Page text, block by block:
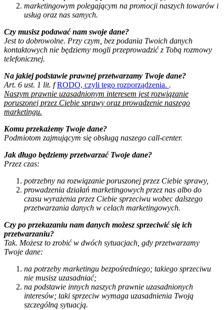
marketingowym polegającym na promocji naszych towarów i
usług oraz nas samych.
Czy musisz podawać nam swoje dane?
Jest to dobrowolne. Przy czym, bez podania Twoich danych
kontaktowych nie będziemy mogli przeprowadzić z Tobą rozmowy
telefonicznej.
Na jakiej podstawie prawnej przetwarzamy Twoje dane?
Art. 6 ust. 1 lit. fRODO, czyli tego rozporządzenia. .
Naszym prawnie uzasadnionym interesem jest rozwiązanie
poruszonej przez Ciebie sprawy oraz prowadzenie naszego
marketingu.
Komu przekażemy Twoje dane?
Podmiotom zajmującym się obsługą naszego call-center.
Jak długo będziemy przetwarzać Twoje dane?
Przez czas:
potrzebny na rozwiązanie poruszonej przez Ciebie sprawy,
prowadzenia działań marketingowych przez nas albo do
czasu wyrażenia przez Ciebie sprzeciwu wobec dalszego
przetwarzania danych w celach marketingowych.
Czy po przekazaniu nam danych możesz sprzeciwić się ich
przetwarzaniu?
Tak. Możesz to zrobić w dwóch sytuacjach, gdy przetwarzamy
Twoje dane:
na potrzeby marketingu bezpośredniego; takiego sprzeciwu
nie musisz uzasadniać;
na podstawie innych naszych prawnie uzasadnionych
interesów; taki sprzeciw wymaga uzasadnienia Twoją
szczególną sytuacją.